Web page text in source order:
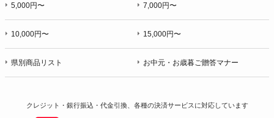
5,000円〜 7,000円〜
10,000円〜 15,000円〜
県別商品リスト お中元・お歳暮ご贈答マナー
クレジット・銀行振込・代金引換、各種の決済サービスに対応しています